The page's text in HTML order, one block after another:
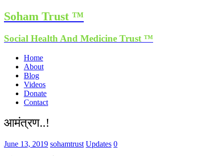
Soham Trust ™
Social Health And Medicine Trust ™
Home
About
Blog
Videos
Donate
Contact
आमंत्रण..!
June 13, 2019 sohamtrust Updates 0